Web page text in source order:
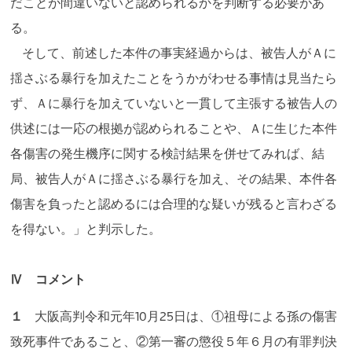
る。
そして、前述した本件の事実経過からは、被告人がＡに
揺さぶる暴行を加えたことをうかがわせる事情は見当たら
ず、Ａに暴行を加えていないと一貫して主張する被告人の
供述には一応の根拠が認められることや、Ａに生じた本件
各傷害の発生機序に関する検討結果を併せてみれば、結
局、被告人がＡに揺さぶる暴行を加え、その結果、本件各
傷害を負ったと認めるには合理的な疑いが残ると言わざる
を得ない。」と判示した。
Ⅳ コメント
１
大阪高判令和元年10月25日は、①祖母による孫の傷害
致死事件であること、②第一審の懲役５年６月の有罪判決